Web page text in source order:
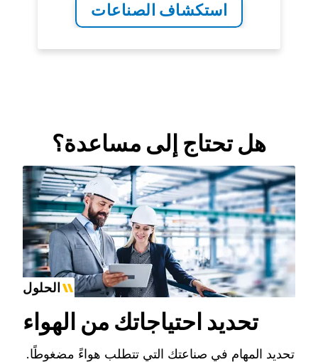
استكشاف الصناعات
هل تحتاج إلى مساعدة؟
الحلول
تحديد احتياجاتك من الهواء
تحديد المهام في صناعتك التي تتطلب هواءً مضغوطًا.